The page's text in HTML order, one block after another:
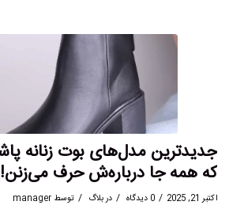
که همه جا درباره‌ش حرف می‌زنن!
اکتبر 21, 2025 / 0 دیدگاه / دربلاگ / توسط manager